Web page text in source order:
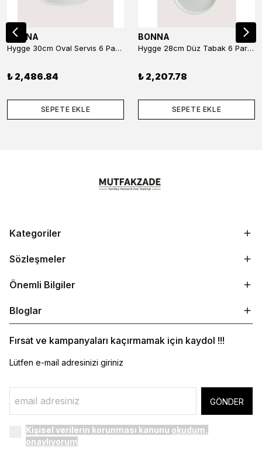
BONNA
Hygge 30cm Oval Servis 6 Parça
₺ 2,486.84
SEPETE EKLE
BONNA
Hygge 28cm Düz Tabak 6 Parça
₺ 2,207.78
SEPETE EKLE
Kategoriler
Sözleşmeler
Önemli Bilgiler
Bloglar
Fırsat ve kampanyaları kaçırmamak için kaydol !!!
Lütfen e-mail adresinizi giriniz
GÖNDER
Kişisel verilerin korunması kanunu okudum,
onaylıyorum